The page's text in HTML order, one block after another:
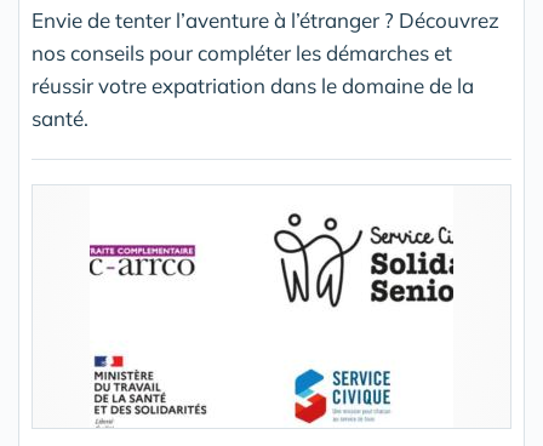
Envie de tenter l’aventure à l’étranger ? Découvrez
nos conseils pour compléter les démarches et
réussir votre expatriation dans le domaine de la
santé.